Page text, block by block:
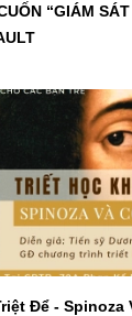
“GIÁM
Để -